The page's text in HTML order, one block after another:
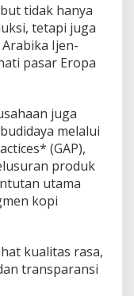
tidak hanya
tetapi juga
Ijen-
pasar Eropa
juga
melalui
(GAP),
produk
utama
kopi
kualitas rasa,
transparansi